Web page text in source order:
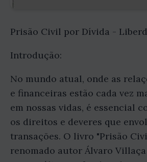
Prisão Civil por Dívida -
Introdução:
No mundo atual, onde as
e financeiras estão cada vez
em nossas vidas, é essencial
os direitos e deveres que
transações. O livro "Prisão
renomado autor Álvaro Villaça